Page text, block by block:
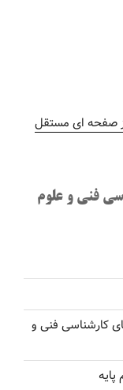
صفحه ای مستقل
فنی و علوم
کارشناسی فنی و